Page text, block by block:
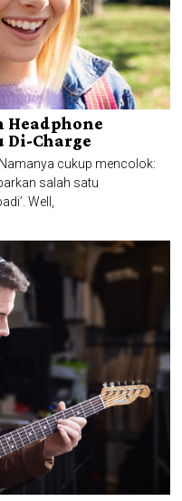
Headphone
Di-Charge
cukup mencolok:
salah satu
Well,